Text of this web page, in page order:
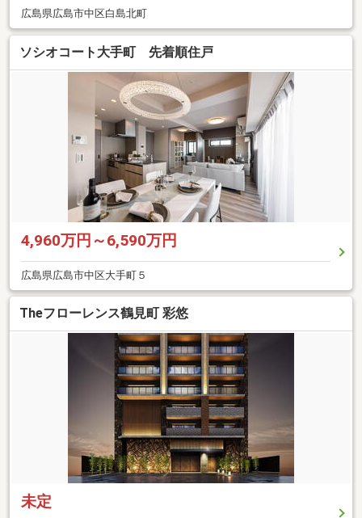
広島県広島市中区白島北町
ソシオコート大手町 先着順住戸
4,960万円～6,590万円
広島県広島市中区大手町５
Theフローレンス鶴見町 彩悠
未定